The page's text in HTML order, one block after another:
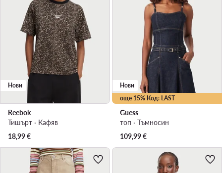
Нови
Reebok
Тишърт · Кафяв
18,99€
още 15% Код: LAST
Нови
Guess
топ · Тъмносин
109,99€